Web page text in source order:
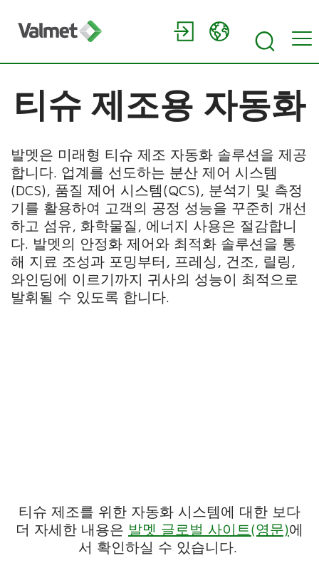
티슈 제조용 자동화
발멧은 미래형 티슈 제조 자동화 솔루션을 제공
합니다. 업계를 선도하는 분산 제어 시스템
(DCS), 품질 제어 시스템(QCS), 분석기 및 측정
기를 활용하여 고객의 공정 성능을 꾸준히 개선
하고 섬유, 화학물질, 에너지 사용은 절감합니
다. 발멧의 안정화 제어와 최적화 솔루션을 통
해 지료 조성과 포밍부터, 프레싱, 건조, 릴링,
와인딩에 이르기까지 귀사의 성능이 최적으로
발휘될 수 있도록 합니다.
티슈 제조를 위한 자동화 시스템에 대한 보다
더 자세한 내용은 발멧 글로벌 사이트(영문)에
서 확인하실 수 있습니다.